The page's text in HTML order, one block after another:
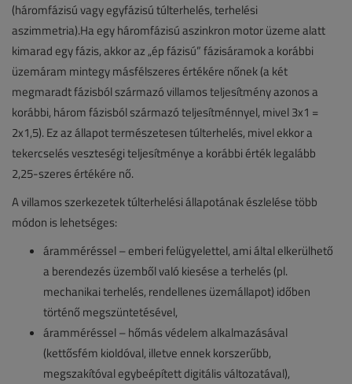
(háromfázisú vagy egyfázisú túlterhelés, terhelési
aszimmetria).Ha egy háromfázisú aszinkron motor üzeme alatt
kimarad egy fázis, akkor az „ép fázisú” fázisáramok a korábbi
üzemáram mintegy másfélszeres értékére nőnek (a két
megmaradt fázisból származó villamos teljesítmény azonos a
korábbi, három fázisból származó teljesítménnyel, mivel 3x1 =
2x1,5). Ez az állapot természetesen túlterhelés, mivel ekkor a
tekercselés veszteségi teljesítménye a korábbi érték legalább
2,25-szeres értékére nő.
A villamos szerkezetek túlterhelési állapotának észlelése több
módon is lehetséges:
áramméréssel – emberi felügyelettel, ami által elkerülhető
a berendezés üzemből való kiesése a terhelés (pl.
mechanikai terhelés, rendellenes üzemállapot) időben
történő megszüntetésével,
áramméréssel – hőmás védelem alkalmazásával
(kettősfém kioldóval, illetve ennek korszerűbb,
megszakítóval egybeépített digitális változatával),